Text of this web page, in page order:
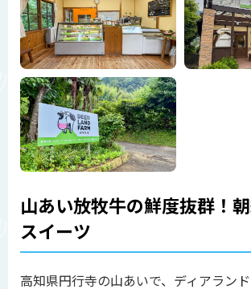
山あい放牧牛の鮮度抜群！
スイーツ
高知県円行寺の山あいで、ディアラン